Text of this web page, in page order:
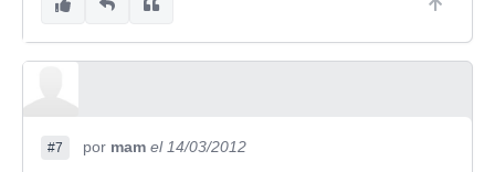
#7 por mam el 14/03/2012